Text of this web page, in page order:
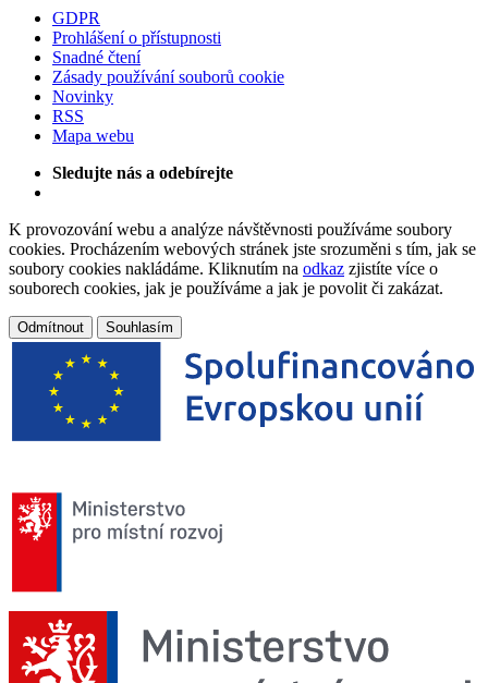
GDPR
Prohlášení o přístupnosti
Snadné čtení
Zásady používání souborů cookie
Novinky
RSS
Mapa webu
Sledujte nás a odebírejte
K provozování webu a analýze návštěvnosti používáme soubory
cookies. Procházením webových stránek jste srozuměni s tím, jak se
soubory cookies nakládáme. Kliknutím na odkaz zjistíte více o
souborech cookies, jak je používáme a jak je povolit či zakázat.
Odmítnout Souhlasím